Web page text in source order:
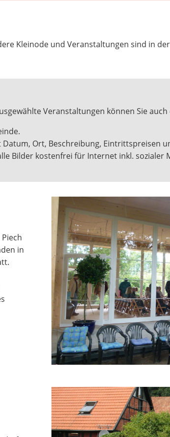
Kleinode und Veranstaltungen sind in
Veranstaltungen können Sie
Ort, Beschreibung, Eintrittspreisen
Bilder kostenfrei für Internet inkl. sozialer
in